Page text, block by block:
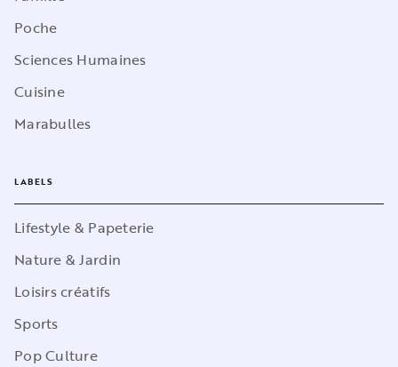
Poche
Sciences Humaines
Cuisine
Marabulles
LABELS
Lifestyle & Papeterie
Nature & Jardin
Loisirs créatifs
Sports
Pop Culture